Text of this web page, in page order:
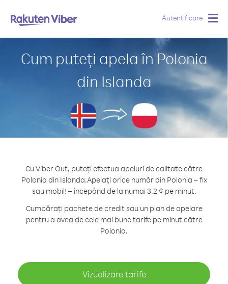
Autentificare
Cum puteți apela în Polonia
din Islanda
Cu Viber Out, puteți efectua apeluri de calitate către
Polonia din Islanda.Apelați orice număr din Polonia – fix
sau mobil! – începând de la numai 3.2 ¢ pe minut.
Cumpărați pachete de credit sau un plan de apelare
pentru a avea de cele mai bune tarife pe minut către
Polonia.
Vizualizare tarife